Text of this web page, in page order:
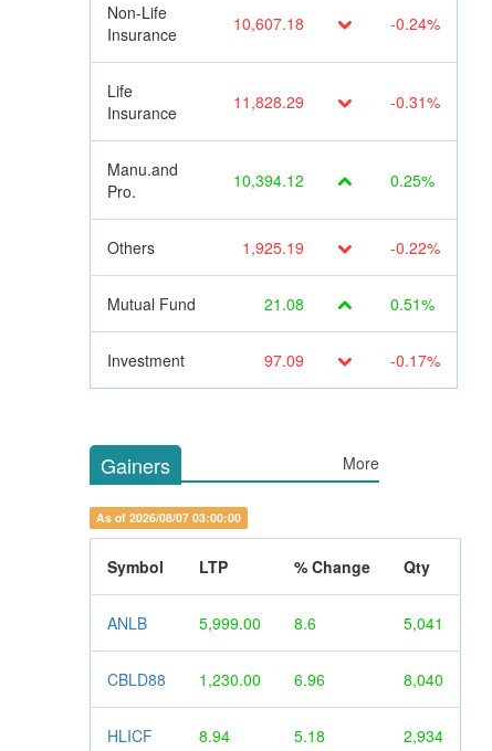
Non-Life
Insurance
10,607.18 -0.24%
Life
Insurance
11,828.29 -0.31%
Manu.and
Pro.
10,394.12 0.25%
Others 1,925.19 -0.22%
Mutual Fund 21.08 0.51%
Investment 97.09 -0.17%
Gainers More
As of 2026/08/07 03:00:00
Symbol LTP % Change Qty
ANLB 5,999.00 8.6 5,041
CBLD88 1,230.00 6.96 8,040
HLICF 8.94 5.18 2,934